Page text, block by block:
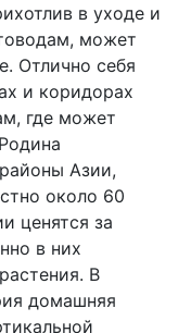
в уходе и
может
Отлично себя
и коридорах
где может
Азии,
около 60
ценятся за
в них
В
домашняя